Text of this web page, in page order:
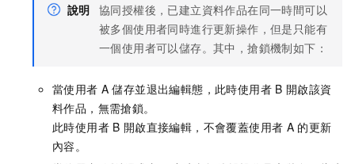
說明 協同授權後，已建立資料作品在同一時間可以
被多個使用者同時進行更新操作，但是只能有
一個使用者可以儲存。其中，搶鎖機制如下：
當使用者 A 儲存並退出編輯態，此時使用者 B 開啟該資
料作品，無需搶鎖。
此時使用者 B 開啟直接編輯，不會覆蓋使用者 A 的更新
內容。